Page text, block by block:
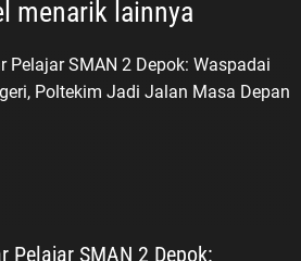
menarik lainnya
Pelajar SMAN 2 Depok: